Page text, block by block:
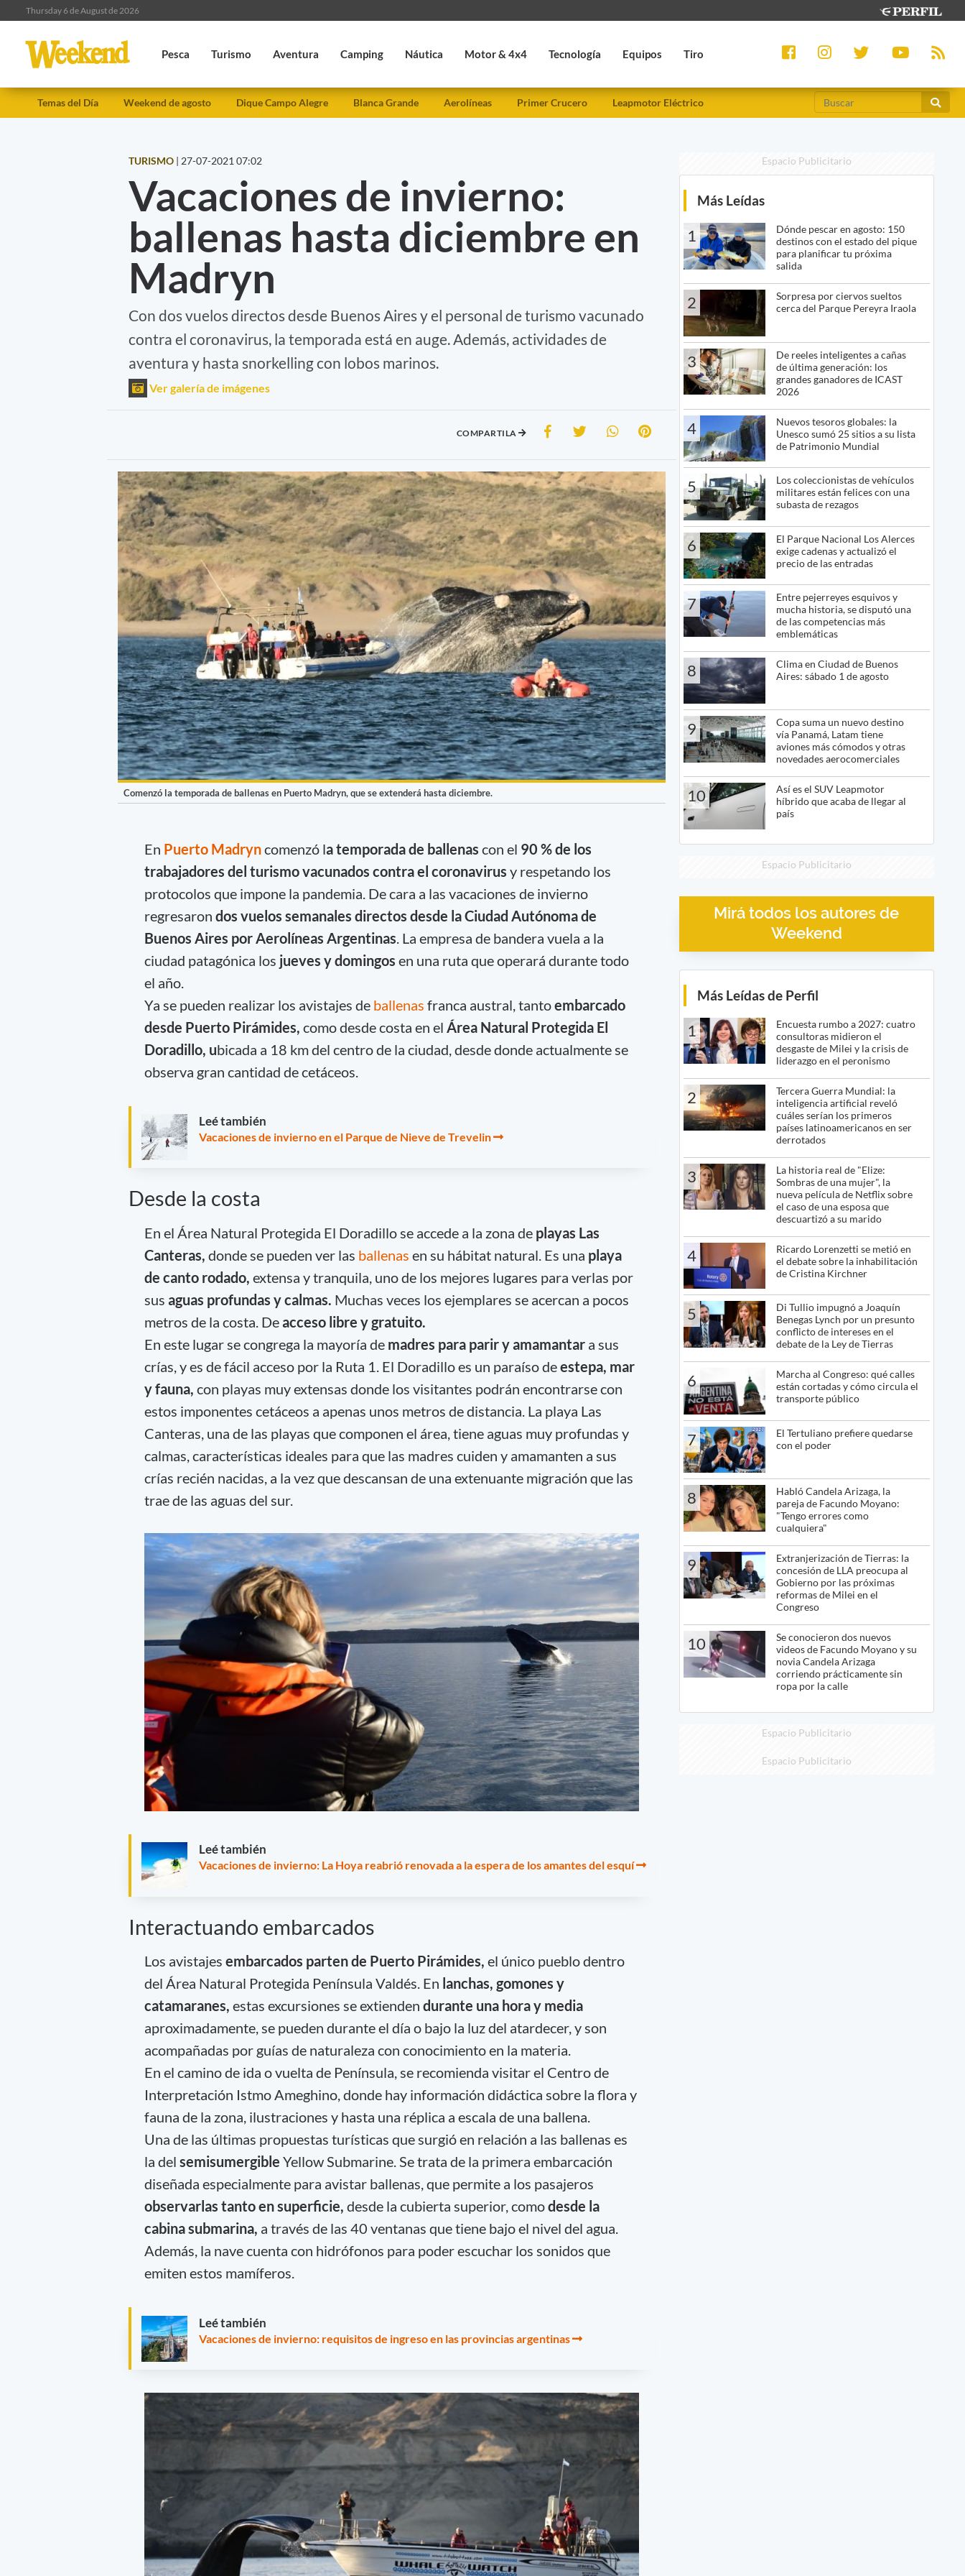
Thursday 6 de August de 2026
Pesca Turismo Aventura Camping Náutica Motor & 4x4 Tecnología Equipos Tiro
Temas del Día Weekend de agosto Dique Campo Alegre Blanca Grande Aerolíneas Primer Crucero Leapmotor Eléctrico
TURISMO | 27-07-2021 07:02
Vacaciones de invierno:
ballenas hasta diciembre en
Madryn
Con dos vuelos directos desde Buenos Aires y el personal de turismo vacunado
contra el coronavirus, la temporada está en auge. Además, actividades de
aventura y hasta snorkelling con lobos marinos.
Ver galería de imágenes
COMPARTILA
Comenzó la temporada de ballenas en Puerto Madryn, que se extenderá hasta diciembre.
En Puerto Madryncomenzó la temporada de ballenas con el 90 % de los
trabajadores del turismo vacunados contra el coronavirus y respetando los
protocolos que impone la pandemia. De cara a las vacaciones de invierno
regresaron dos vuelos semanales directos desde la Ciudad Autónoma de
Buenos Aires por Aerolíneas Argentinas . La empresa de bandera vuela a la
ciudad patagónica los jueves y domingos en una ruta que operará durante todo
el año.
Ya se pueden realizar los avistajes de ballenas franca austral, tantoembarcado
desde Puerto Pirámides, como desde costa en el Área Natural Protegida El
Doradillo, ubicada a 18 km del centro de la ciudad, desde donde actualmente se
observa gran cantidad de cetáceos.
Leé también
Vacaciones de invierno en el Parque de Nieve de Trevelin
Desde la costa
En el Área Natural Protegida El Doradillo se accede a la zona deplayas Las
Canteras, donde se pueden ver las ballenas en su hábitat natural. Es una playa
de canto rodado, extensa y tranquila, uno de los mejores lugares para verlas por
sus aguas profundas y calmas. Muchas veces los ejemplares se acercan a pocos
metros de la costa. Deacceso libre y gratuito.
En este lugar se congrega la mayoría demadres para parir y amamantara sus
crías, y es de fácil acceso por la Ruta 1. El Doradillo es un paraíso deestepa, mar
y fauna, con playas muy extensas donde los visitantes podrán encontrarse con
estos imponentes cetáceos a apenas unos metros de distancia. La playa Las
Canteras, una de las playas que componen el área, tiene aguas muy profundas y
calmas, características ideales para que las madres cuiden y amamanten a sus
crías recién nacidas, a la vez que descansan de una extenuante migración que las
trae de las aguas del sur.
Leé también
Vacaciones de invierno: La Hoya reabrió renovada a la espera de los amantes del esquí
Interactuando embarcados
Los avistajes embarcados parten de Puerto Pirámides, el único pueblo dentro
del Área Natural Protegida Península Valdés. En lanchas, gomones y
catamaranes, estas excursiones se extienden durante una hora y media
aproximadamente, se pueden durante el día o bajo la luz del atardecer, y son
acompañadas por guías de naturaleza con conocimiento en la materia.
En el camino de ida o vuelta de Península, se recomienda visitar el Centro de
Interpretación Istmo Ameghino, donde hay información didáctica sobre la flora y
fauna de la zona, ilustraciones y hasta una réplica a escala de una ballena.
Una de las últimas propuestas turísticas que surgió en relación a las ballenas es
la del semisumergible Yellow Submarine. Se trata de la primera embarcación
diseñada especialmente para avistar ballenas, que permite a los pasajeros
observarlas tanto en superficie, desde la cubierta superior, comodesde la
cabina submarina, a través de las 40 ventanas que tiene bajo el nivel del agua.
Además, la nave cuenta con hidrófonos para poder escuchar los sonidos que
emiten estos mamíferos.
Leé también
Vacaciones de invierno: requisitos de ingreso en las provincias argentinas
Espacio Publicitario
Más Leídas
1
Dónde pescar en agosto: 150
destinos con el estado del pique
para planificar tu próxima
salida
2
Sorpresa por ciervos sueltos
cerca del Parque Pereyra Iraola
3
De reeles inteligentes a cañas
de última generación: los
grandes ganadores de ICAST
2026
4
Nuevos tesoros globales: la
Unesco sumó 25 sitios a su lista
de Patrimonio Mundial
5
Los coleccionistas de vehículos
militares están felices con una
subasta de rezagos
6
El Parque Nacional Los Alerces
exige cadenas y actualizó el
precio de las entradas
7
Entre pejerreyes esquivos y
mucha historia, se disputó una
de las competencias más
emblemáticas
8
Clima en Ciudad de Buenos
Aires: sábado 1 de agosto
9
Copa suma un nuevo destino
vía Panamá, Latam tiene
aviones más cómodos y otras
novedades aerocomerciales
10
Así es el SUV Leapmotor
híbrido que acaba de llegar al
país
Espacio Publicitario
Mirá todos los autores de
Weekend
Más Leídas de Perfil
1
Encuesta rumbo a 2027: cuatro
consultoras midieron el
desgaste de Milei y la crisis de
liderazgo en el peronismo
2
Tercera Guerra Mundial: la
inteligencia artificial reveló
cuáles serían los primeros
países latinoamericanos en ser
derrotados
3
La historia real de "Elize:
Sombras de una mujer", la
nueva película de Netflix sobre
el caso de una esposa que
descuartizó a su marido
4
Ricardo Lorenzetti se metió en
el debate sobre la inhabilitación
de Cristina Kirchner
5
Di Tullio impugnó a Joaquín
Benegas Lynch por un presunto
conflicto de intereses en el
debate de la Ley de Tierras
6
Marcha al Congreso: qué calles
están cortadas y cómo circula el
transporte público
7
El Tertuliano prefiere quedarse
con el poder
8
Habló Candela Arizaga, la
pareja de Facundo Moyano:
"Tengo errores como
cualquiera"
9
Extranjerización de Tierras: la
concesión de LLA preocupa al
Gobierno por las próximas
reformas de Milei en el
Congreso
10
Se conocieron dos nuevos
videos de Facundo Moyano y su
novia Candela Arizaga
corriendo prácticamente sin
ropa por la calle
Espacio Publicitario
Espacio Publicitario